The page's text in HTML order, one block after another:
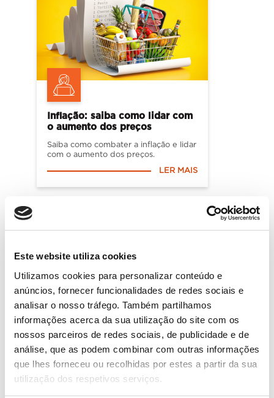
Este website utiliza cookies
Utilizamos cookies para personalizar conteúdo e
anúncios, fornecer funcionalidades de redes sociais e
analisar o nosso tráfego. Também partilhamos
informações acerca da sua utilização do site com os
nossos parceiros de redes sociais, de publicidade e de
análise, que as podem combinar com outras informações
que lhes forneceu ou recolhidas por estes a partir da sua
utilização dos respetivos serviços.
Inflação: saiba como lidar com
o aumento dos preços
Saiba como combater a inflação e lidar
com o aumento dos preços.
LER MAIS
Vai ou está a pensar em casar?
Leia estas dicas
Vai casar e não sabe por onde
começar? Siga estas dicas e planeie
este dia inesquecível.